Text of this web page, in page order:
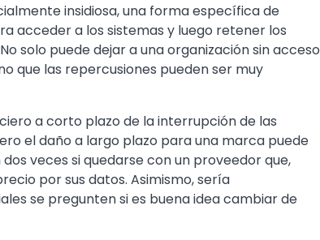
insidiosa, una forma específica de
acceder a los sistemas y luego retener los
solo puede dejar a una organización sin acceso
que las repercusiones pueden ser muy
a corto plazo de la interrupción de las
el daño a largo plazo para una marca puede
veces si quedarse con un proveedor que,
por sus datos. Asimismo, sería
se pregunten si es buena idea cambiar de